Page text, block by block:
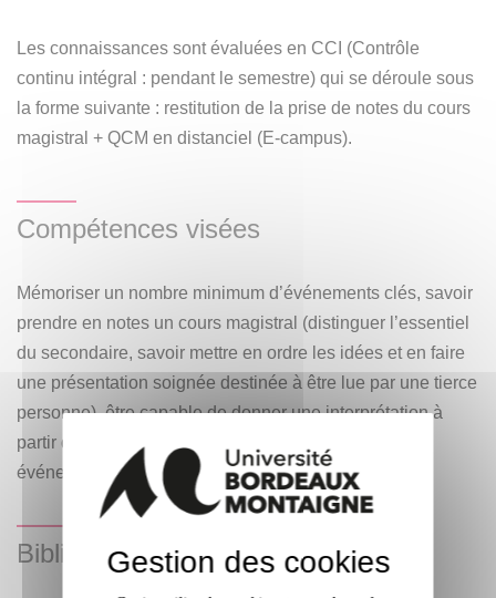
Les connaissances sont évaluées en CCI (Contrôle
continu intégral : pendant le semestre) qui se déroule sous
la forme suivante : restitution de la prise de notes du cours
magistral + QCM en distanciel (E-campus).
Compétences visées
Mémoriser un nombre minimum d’événements clés, savoir
prendre en notes un cours magistral (distinguer l’essentiel
du secondaire, savoir mettre en ordre les idées et en faire
une présentation soignée destinée à être lue par une tierce
personne), être capable de donner une interprétation à
partir de faits, être capable d’une lecture critique des
événements.
BibliographieGestion des cookies